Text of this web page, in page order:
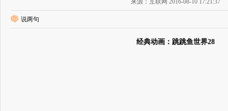
来源：互联网 2016-08-10 17:21:37
说两句
经典动画：跳跳鱼世界28